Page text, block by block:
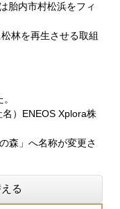
胎内市村松浜をフィ
林を再生させる取組
）ENEOS Xplora株
森」へ名称が変更さ
る